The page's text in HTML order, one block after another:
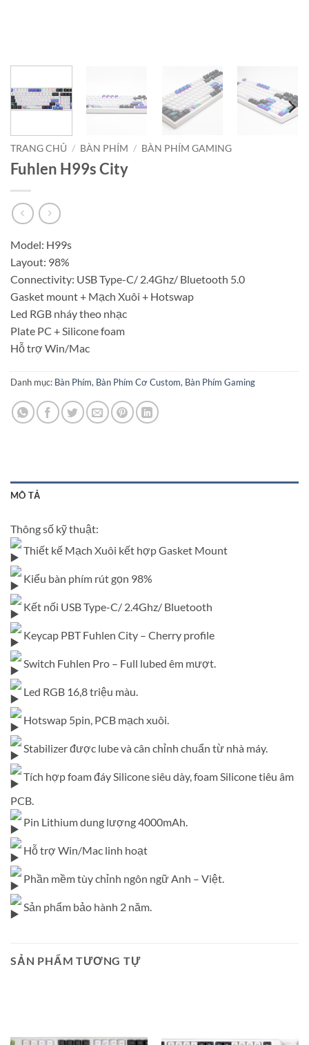
TRANG CHỦ / BÀN PHÍM / BÀN PHÍM GAMING
Fuhlen H99s City
Model: H99s
Layout: 98%
Connectivity: USB Type-C/ 2.4Ghz/ Bluetooth 5.0
Gasket mount + Mạch Xuôi + Hotswap
Led RGB nháy theo nhạc
Plate PC + Silicone foam
Hỗ trợ Win/Mac
Danh mục: Bàn Phím, Bàn Phím Cơ Custom, Bàn Phím Gaming
MÔ TẢ
Thông số kỹ thuật:
Thiết kế Mạch Xuôi kết hợp Gasket Mount
Kiểu bàn phím rút gọn 98%
Kết nối USB Type-C/ 2.4Ghz/ Bluetooth
Keycap PBT Fuhlen City – Cherry profile
Switch Fuhlen Pro – Full lubed êm mượt.
Led RGB 16,8 triệu màu.
Hotswap 5pin, PCB mạch xuôi.
Stabilizer được lube và cân chỉnh chuẩn từ nhà máy.
Tích hợp foam đáy Silicone siêu dày, foam Silicone tiêu âm
PCB.
Pin Lithium dung lượng 4000mAh.
Hỗ trợ Win/Mac linh hoạt
Phần mềm tùy chỉnh ngôn ngữ Anh – Việt.
Sản phẩm bảo hành 2 năm.
SẢN PHẨM TƯƠNG TỰ